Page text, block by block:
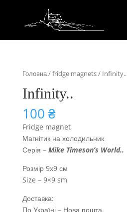
Головна/fridge magnets/ Infinity..
Infinity..
100 ₴
Fridge magnet
Магнітик на холодильник
Серія – Mike Timeson’s World..
Розмір 9х9 см
Size – 9×9 sm
Доставка:
По Україні – Нова пошта.